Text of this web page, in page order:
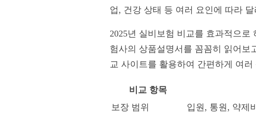
업, 건강 상태 등 여러 요인에 따라
2025년 실비보험 비교를 효과적으
험사의 상품설명서를 꼼꼼히 읽어보
교 사이트를 활용하여 간편하게 여
비교 항목
보장 범위
입원, 통원, 약제